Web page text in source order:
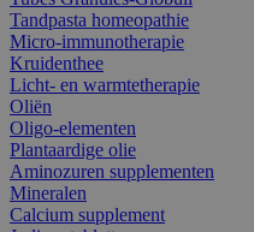
Tandpasta homeopathie
Micro-immunotherapie
Kruidenthee
Licht- en warmtetherapie
Oliën
Oligo-elementen
Plantaardige olie
Aminozuren supplementen
Mineralen
Calcium supplement